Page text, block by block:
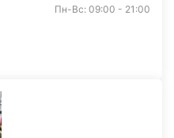
Пн-Вс: 09:00 - 21:00